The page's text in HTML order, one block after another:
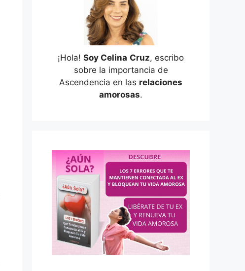
¡Hola! Soy Celina Cruz, escribo
sobre la importancia de
Ascendencia en las relaciones
amorosas.